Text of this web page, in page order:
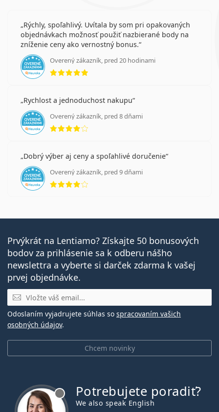
Rýchly, spoľahlivý. Uvítala by som pri opakovaných
objednávkach možnosť použiť nazbierané body na
zníženie ceny ako vernostný bonus.
Overený zákazník, pred 20 hodinami
hodnotenie 5 z 5
Rychlost a jednoduchost nakupu
Overený zákazník, pred 8 dňami
hodnotenie 4 z 5
Dobrý výber aj ceny a spoľahlivé doručenie
Overený zákazník, pred 9 dňami
hodnotenie 4 z 5
Prvýkrát na Lentiamo? Získajte 50 bonusových
bodov za prihlásenie sa k odberu nášho
newslettra a vyberte si darček zdarma k vašej
prvej objednávke.
E-mail
Chcem novinky
Odoslaním vyjadrujete súhlas so spracovaním vašich
osobných údajov.
Potrebujete poradiť?
We also speak English